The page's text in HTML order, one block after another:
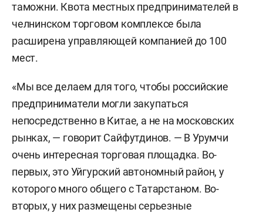
таможни. Квота местных предпринимателей в
челнинском торговом комплексе была
расширена управляющей компанией до 100
мест.
«Мы все делаем для того, чтобы российские
предприниматели могли закупаться
непосредственно в Китае, а не на московских
рынках, — говорит Сайфутдинов. — В Урумчи
очень интересная торговая площадка. Во-
первых, это Уйгурский автономный район, у
которого много общего с Татарстаном. Во-
вторых, у них размещены серьезные